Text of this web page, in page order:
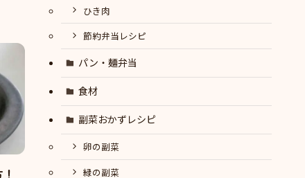
ひき肉
節約弁当レシピ
パン・麺弁当
食材
副菜おかずレシピ
卵の副菜
緑の副菜